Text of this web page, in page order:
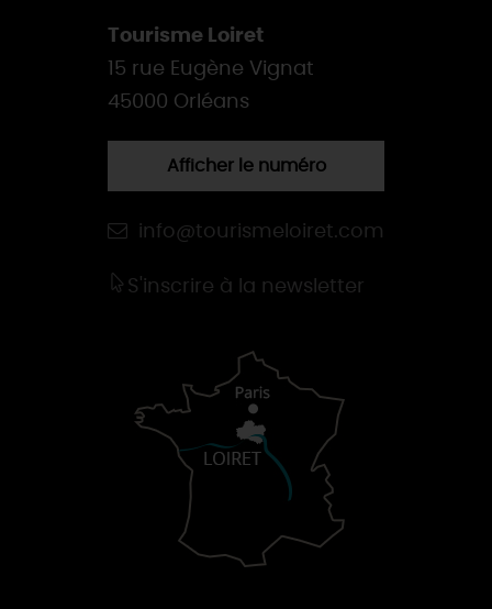
Tourisme Loiret
15 rue Eugène Vignat
45000 Orléans
Afficher le numéro
info@tourismeloiret.com
S'inscrire à la newsletter